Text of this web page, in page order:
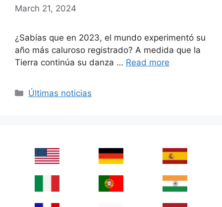
March 21, 2024
¿Sabías que en 2023, el mundo experimentó su
año más caluroso registrado? A medida que la
Tierra continúa su danza … Read more
Categories
Últimas noticias